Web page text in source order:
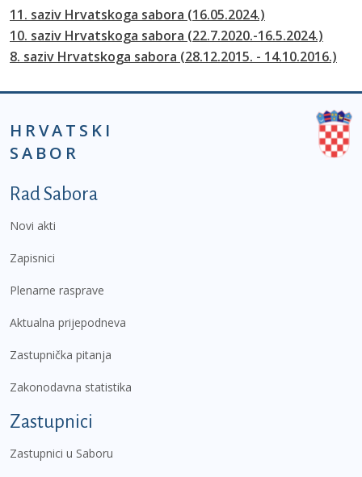
11. saziv Hrvatskoga sabora (16.05.2024.)
10. saziv Hrvatskoga sabora (22.7.2020.-16.5.2024.)
8. saziv Hrvatskoga sabora (28.12.2015. - 14.10.2016.)
HRVATSKI
SABOR
Podnožje prvi izbornik
Rad Sabora
Novi akti
Zapisnici
Plenarne rasprave
Aktualna prijepodneva
Zastupnička pitanja
Zakonodavna statistika
Zastupnici
Zastupnici u Saboru